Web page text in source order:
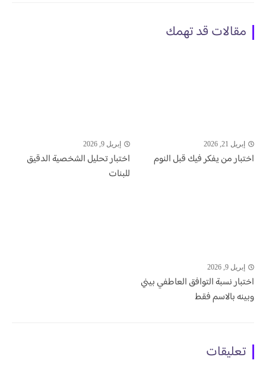
مقالات قد تهمك
إبريل 21, 2026
اختبار من يفكر فيك قبل النوم
إبريل 9, 2026
اختبار تحليل الشخصية الدقيق
للبنات
إبريل 9, 2026
اختبار نسبة التوافق العاطفي بيني
وبينه بالاسم فقط
تعليقات